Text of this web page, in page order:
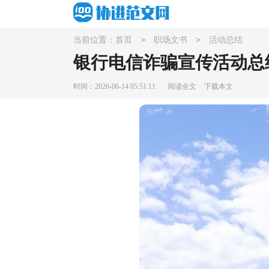
当前位置： 首页 > 职场文书 > 活动总结
银行电信诈骗宣传活动总
时间：2026-06-14 05:51:11 阅读全文 下载本文